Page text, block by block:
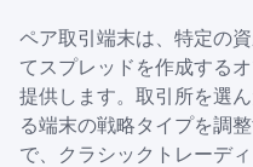
ペア取引端末は、特定の
てスプレッドを作成する
提供します。取引所を選
る端末の戦略タイプを調
で、クラシックトレーデ